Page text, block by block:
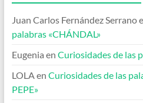
Juan Carlos Fernández Serrano
palabras «CHÁNDAL»
Eugenia en Curiosidades de las
LOLA en Curiosidades de las
PEPE»